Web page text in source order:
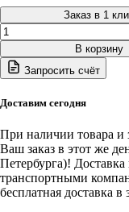
Заказ в 1
Количество
товара
NCD30
NORDBERG
воздуха
16
бар,
3600
л/
мин,
В корзину
Запросить счёт
Доставим сегодня
При наличии товара и
Ваш заказ в этот же
Петербурга)! Доставка
транспортными
бесплатная доставка